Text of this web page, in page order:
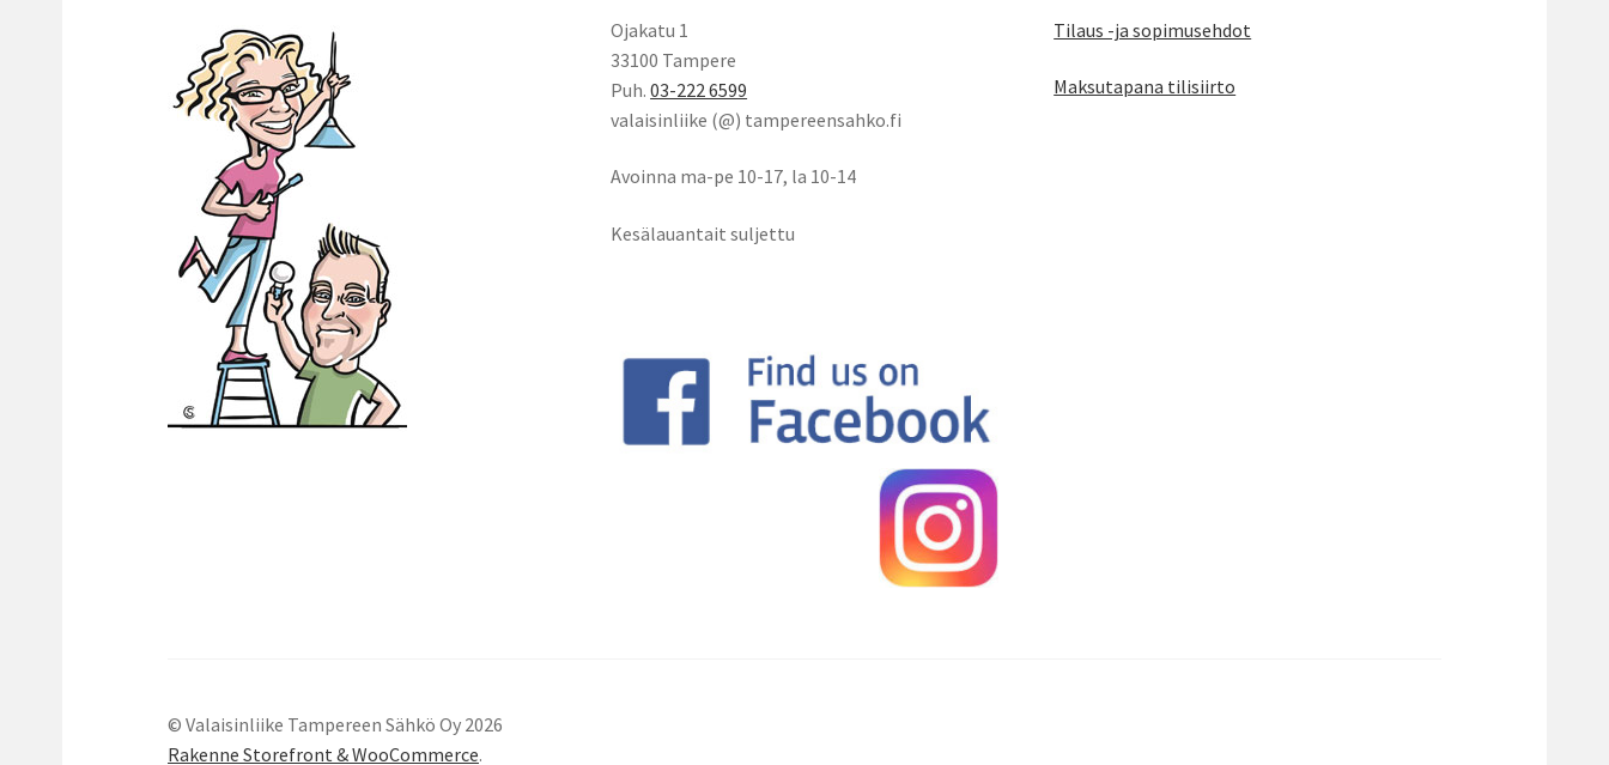
Ojakatu 1
33100 Tampere
Puh.03-222 6599
valaisinliike (@) tampereensahko.fi
Avoinna ma-pe 10-17, la 10-14
Kesälauantait suljettu
Tilaus -ja sopimusehdot
Maksutapana tilisiirto
© Valaisinliike Tampereen Sähkö Oy 2026
Rakenne Storefront & WooCommerce.